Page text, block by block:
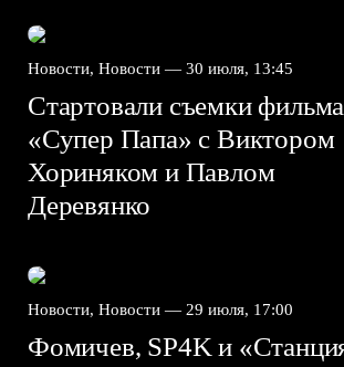
Новости, Новости — 30 июля, 13:45
Стартовали съемки фильма
«Супер Папа» с Виктором
Хориняком и Павлом
Деревянко
Новости, Новости — 29 июля, 17:00
Фомичев, SP4K и